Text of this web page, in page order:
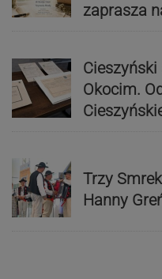
zaprasza
Okocim.
Trzy
Hanny